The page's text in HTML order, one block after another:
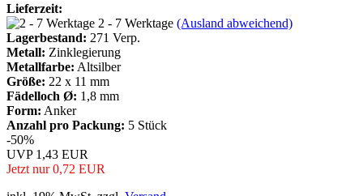
Lieferzeit:
2 - 7 Werktage (Ausland abweichend)
Lagerbestand: 271 Verp.
Metall: Zinklegierung
Metallfarbe: Altsilber
Größe: 22 x 11 mm
Fädelloch Ø: 1,8 mm
Form: Anker
Anzahl pro Packung: 5 Stück
-50%
UVP 1,43 EUR
Jetzt nur 0,72 EUR